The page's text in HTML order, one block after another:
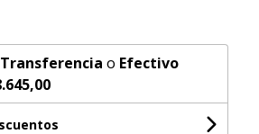
Transferencia o Efectivo